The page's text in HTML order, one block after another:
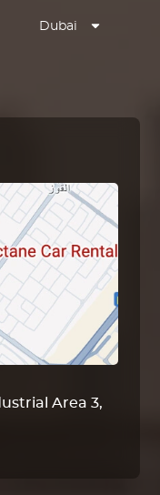
Dubai
Area 3,